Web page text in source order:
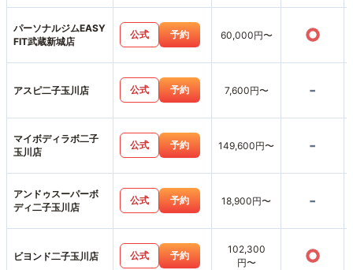
パーソナルジムEASY
FIT武蔵新城店
公式 予約 60,000円〜 ○
アスピ二子玉川店 公式 予約 7,600円〜 -
マイボディラボ二子
玉川店
公式 予約 149,600円〜 -
アンドゥスーパーボ
ディ二子玉川店
公式 予約 18,900円〜 -
ビヨンド二子玉川店 公式 予約
102,300
円〜
○